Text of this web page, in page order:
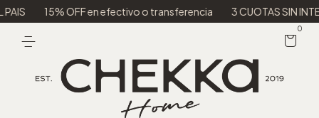
15% OFF en efectivo o transferencia 3 CUOTAS SIN INTERES
0